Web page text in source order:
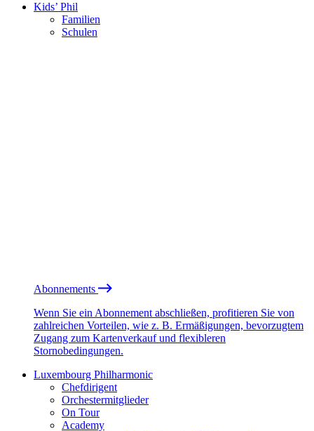
Kids’ Phil
Familien
Schulen
Abonnements
Wenn Sie ein Abonnement abschließen, profitieren Sie von
zahlreichen Vorteilen, wie z. B. Ermäßigungen, bevorzugtem
Zugang zum Kartenverkauf und flexibleren
Stornobedingungen.
Luxembourg Philharmonic
Chefdirigent
Orchestermitglieder
On Tour
Academy